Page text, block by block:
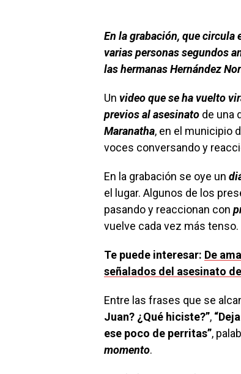
En la grabación, que circula
varias personas segundos
las hermanas Hernández
Un video que se ha vuelto
previos al asesinato de una
Maranatha, en el municipio
voces conversando y
En la grabación se oye un
el lugar. Algunos de los
pasando y reaccionan con
vuelve cada vez más tenso.
Te puede interesar: De
señalados del asesinato
Entre las frases que se
Juan? ¿Qué hiciste?”,
ese poco de perritas”,
momento.